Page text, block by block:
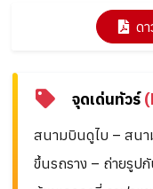
ด
จุดเด่นทัวร์
สนามบินดูไบ – สนา
ขึ้นรถราง – ถ่ายรูป